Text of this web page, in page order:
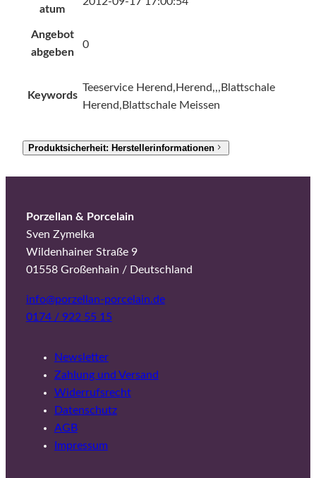
atum
Angebot
abgeben
0
Keywords
Teeservice Herend,Herend,,,Blattschale
Herend,Blattschale Meissen
Produktsicherheit: Herstellerinformationen
Porzellan & Porcelain
Sven Zymelka
Wildenhainer Straße 9
01558 Großenhain / Deutschland
info@porzellan-porcelain.de
0174 / 922 55 15
Newsletter
Zahlung und Versand
Widerrufsrecht
Datenschutz
AGB
Impressum